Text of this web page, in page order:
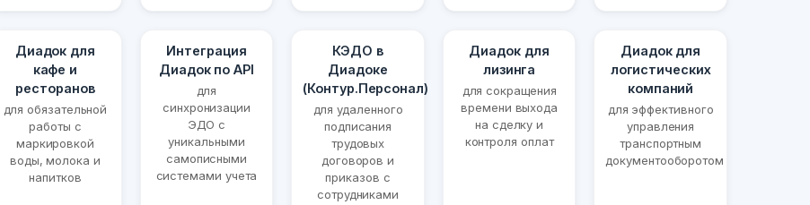
Диадок для
кафе и
ресторанов
для обязательной
работы с
маркировкой
воды, молока и
напитков
Интеграция
Диадок по API
для
синхронизации
ЭДО с
уникальными
самописными
системами учета
КЭДО в
Диадоке
(Контур.Персонал)
для удаленного
подписания
трудовых
договоров и
приказов с
сотрудниками
Диадок для
лизинга
для сокращения
времени выхода
на сделку и
контроля оплат
Диадок для
логистических
компаний
для эффективного
управления
транспортным
документооборотом